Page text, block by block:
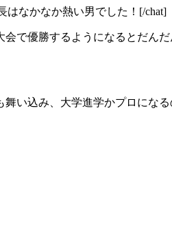
長はなかなか熱い男でした！[/chat]
で優勝するようになるとだん
舞い込み、大学進学かプロにな